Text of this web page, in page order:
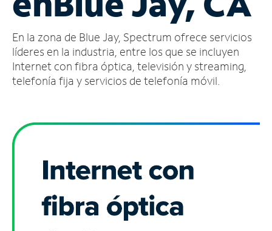
cuenta
Encuentra
una
tienda
En la zona de Blue Jay, Spectrum ofrece servicios
líderes en la industria, entre los que se incluyen
Internet con fibra óptica, televisión y streaming,
telefonía fija y servicios de telefonía móvil.